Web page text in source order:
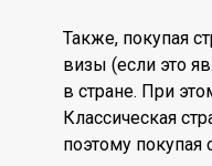
Также, покупая
визы (если это
в стране. При
Классическая
поэтому покупая